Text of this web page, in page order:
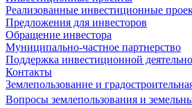
Реализованные инвестиционные
Предложения для инвесторов
Обращение инвестора
Муниципально-частное партнерство
Поддержка инвестиционной
Контакты
Землепользование и
Вопросы землепользования и